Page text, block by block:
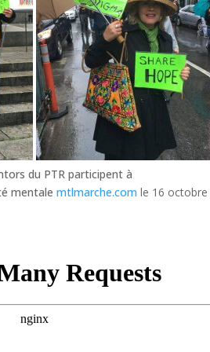
du PTR participent à
mentale mtlmarche.com le 16 octobre